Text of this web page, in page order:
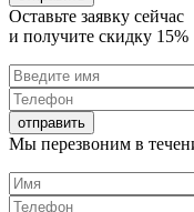
Оставьте заявку сейчас
и получите скидку 15%
Мы перезвоним в